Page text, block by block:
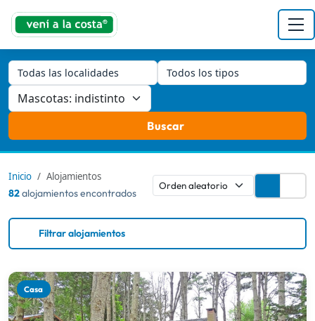
Todas las localidades Todos los tipos
Buscar
Inicio
Alojamientos
82alojamientos encontrados
Filtrar alojamientos
Casa